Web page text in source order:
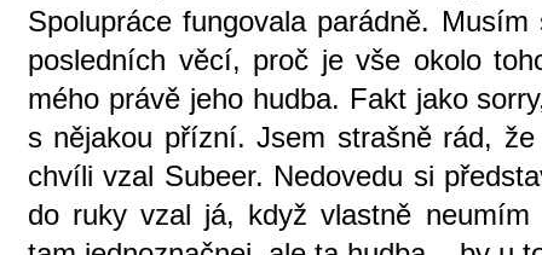
Spolupráce fungovala parádně.
posledních věcí, proč je vše okolo
mého právě jeho hudba. Fakt jako
s nějakou přízní. Jsem strašně rád,
chvíli vzal Subeer. Nedovedu si
do ruky vzal já, když vlastně